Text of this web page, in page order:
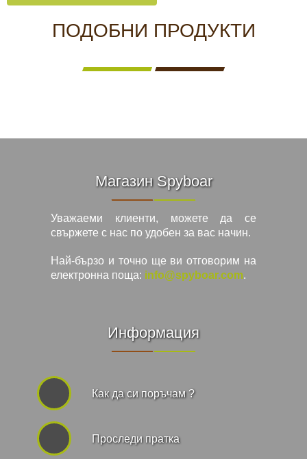
ПОДОБНИ ПРОДУКТИ
Магазин Spyboar
Уважаеми клиенти, можете да се
свържете с нас по удобен за вас начин.
Най-бързо и точно ще ви отговорим на
електронна поща: info@spyboar.com.
Информация
Как да си поръчам ?
Проследи пратка